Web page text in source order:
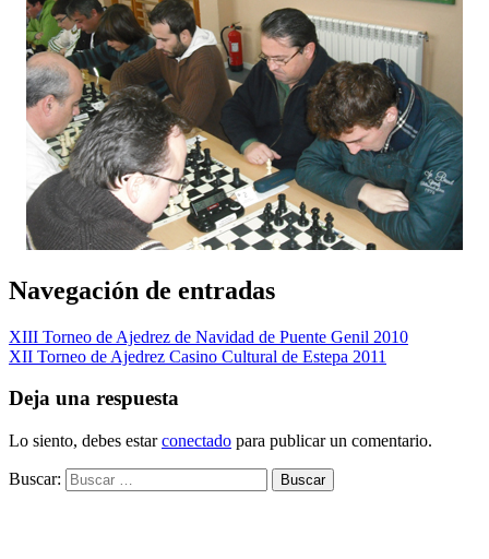
Navegación de entradas
XIII Torneo de Ajedrez de Navidad de Puente Genil 2010
XII Torneo de Ajedrez Casino Cultural de Estepa 2011
Deja una respuesta
Lo siento, debes estarconectado para publicar un comentario.
Buscar: